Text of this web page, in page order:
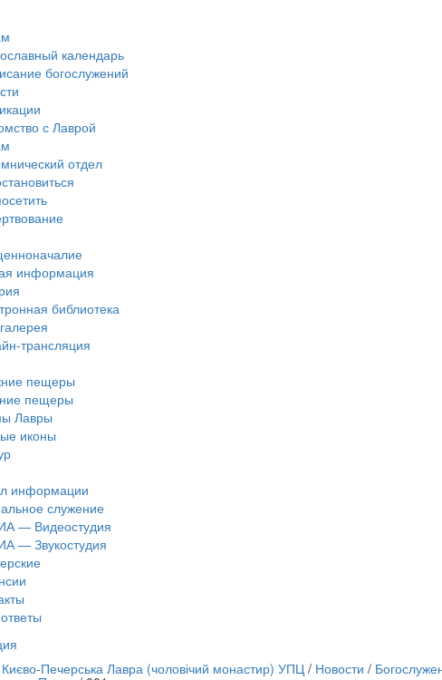
календарь
богослужений
с Лаврой
отдел
информация
библиотека
трансляция
пещеры
пещеры
Лавры
иконы
информации
служение
— Видеостудия
— Звукостудия
Печерська Лавра (чоловічий монастир) УПЦ/ Новости /